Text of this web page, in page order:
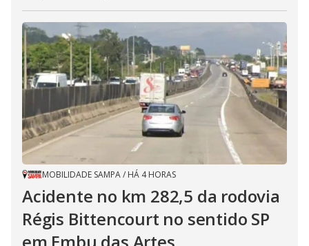
MOBILIDADE SAMPA/ HÁ 4 HORAS
Acidente no km 282,5 da rodovia
Régis Bittencourt no sentido SP